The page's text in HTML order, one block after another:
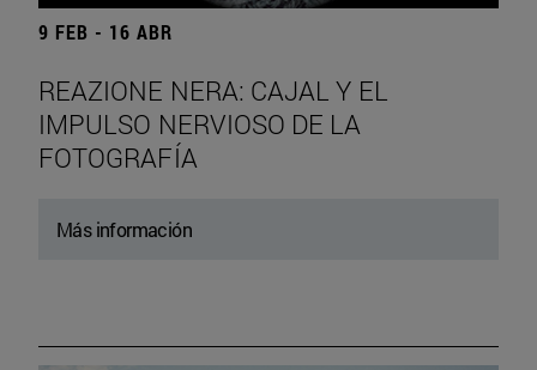
9 FEB - 16 ABR
REAZIONE NERA: CAJAL Y EL
IMPULSO NERVIOSO DE LA
FOTOGRAFÍA
Más información